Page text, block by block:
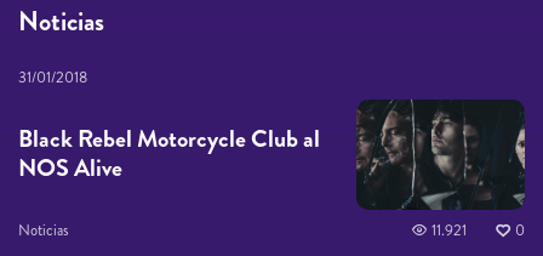
Noticias
31/01/2018
Black Rebel Motorcycle Club al
NOS Alive
Noticias 11.921 0